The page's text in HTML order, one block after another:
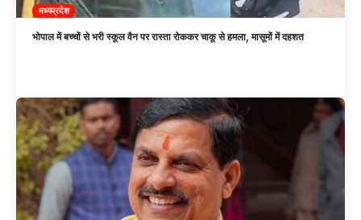
मध्यप्रदेश
भोपाल में बच्चों से भरी स्कूल वैन पर रास्ता रोककर चाकू से हमला, मासूमों में दहशत